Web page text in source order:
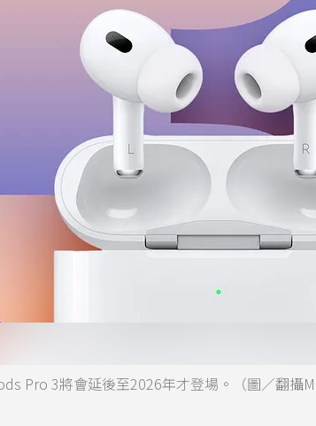
Pro 3將會延後至2026年才登場。（圖／翻攝